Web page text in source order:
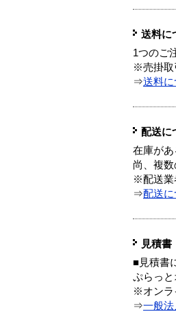
送料に
1つのご
※売掛取
⇒送料に
配送に
在庫が
尚、複
※配送業
⇒配送
見積書
■見積書
ぷらっと
※オンラ
⇒一般